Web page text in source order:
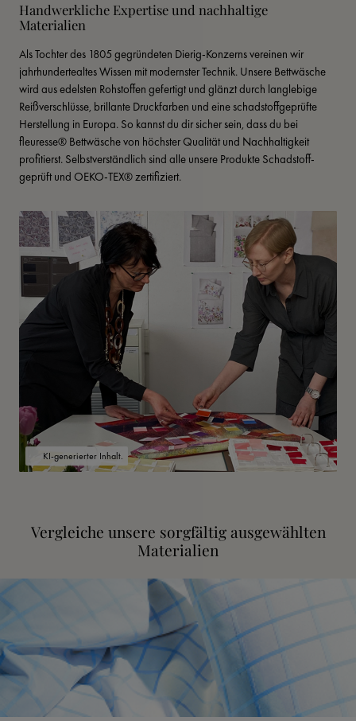
Handwerkliche Expertise und nachhaltige
Materialien
Als Tochter des 1805 gegründeten Dierig-Konzerns vereinen wir
jahrhundertealtes Wissen mit modernster Technik. Unsere Bettwäsche
wird aus edelsten Rohstoffen gefertigt und glänzt durch langlebige
Reißverschlüsse, brillante Druckfarben und eine schadstoffgeprüfte
Herstellung in Europa. So kannst du dir sicher sein, dass du bei
fleuresse® Bettwäsche von höchster Qualität und Nachhaltigkeit
profitierst. Selbstverständlich sind alle unsere Produkte Schadstoff-
geprüft und OEKO-TEX® zertifiziert.
KI-generierter Inhalt.
Vergleiche unsere sorgfältig ausgewählten
Materialien